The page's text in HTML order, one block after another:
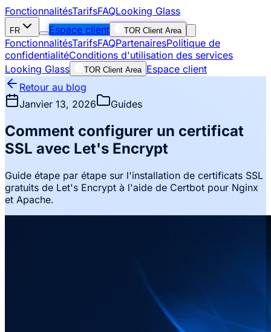
FonctionnalitésTarifsFAQLooking Glass
FR Espace client TOR Client Area
FonctionnalitésTarifsFAQPartenairesPolitique de
confidentialitéConditions d'utilisation des services
Looking Glass
TOR Client Area Espace client
Retour au blog
Janvier 13, 2026
Guides
Comment configurer un certificat
SSL avec Let's Encrypt
Guide étape par étape sur l'installation de certificats SSL
gratuits de Let's Encrypt à l'aide de Certbot pour Nginx
et Apache.